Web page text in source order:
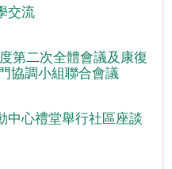
交流
第二次全體會議及康復
協調小組聯合會議
中心禮堂舉行社區座談